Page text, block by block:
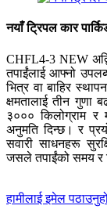
नयाँ ट्रिपल कार
CHFL4-3 NEW
तपाईंलाई आफ्नो
भित्र वा बाहिर
क्षमतालाई तीन गुणा
३००० किलोग्राम र
अनुमति दिन्छ। र
सवारी साधनहरू
जसले तपाईंको समय र
हामीलाई इमेल